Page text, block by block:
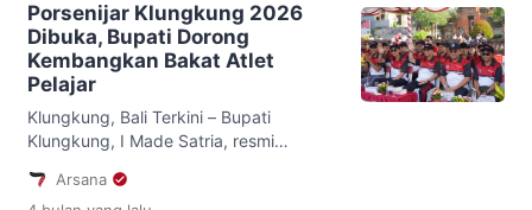
berbagai kalangan. Panitia
menyediakan hadiah dengan total
jutaan rupiah, di antaranya Juara I
sebesar Rp2.000.000, Juara II […]
Porsenijar Klungkung 2026
Dibuka, Bupati Dorong
Kembangkan Bakat Atlet
Pelajar
Klungkung, Bali Terkini – Bupati
Klungkung, I Made Satria, resmi
(Porsenijar) Kabupaten Klungkung
Arsana